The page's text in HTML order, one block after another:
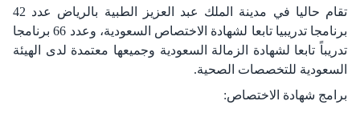
تقام حاليا في مدينة الملك عبد العزيز الطبية بالرياض عدد 42
برنامجا تدريبيا تابعا لشهادة الاختصاص السعودية، وعدد 66 برنامجا
تدريباً تابعا لشهادة الزمالة السعودية وجميعها معتمدة لدى الهيئة
السعودية للتخصصات الصحية.​
برامج شهادة الاختصاص:​​​